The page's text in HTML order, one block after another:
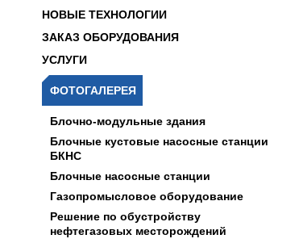
НОВЫЕ ТЕХНОЛОГИИ
ЗАКАЗ ОБОРУДОВАНИЯ
УСЛУГИ
ФОТОГАЛЕРЕЯ
Блочно-модульные здания
Блочные кустовые насосные станции
БКНС
Блочные насосные станции
Газопромысловое оборудование
Решение по обустройству
нефтегазовых месторождений